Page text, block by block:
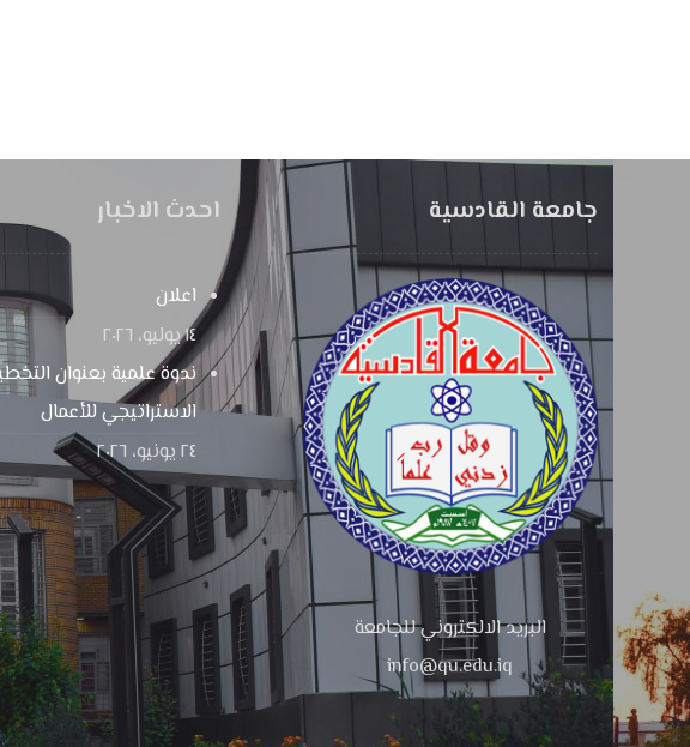
جامعة القادسية
البريد الالكتروني للجامعة
info@qu.edu.iq
احدث الاخبار
اعلان
١٤ يوليو، ٢٠٢٦
ندوة علمية بعنوان
الاستراتيجي للأعمال
٢٤ يونيو، ٢٠٢٦